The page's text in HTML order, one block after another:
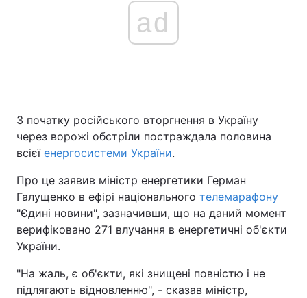
ad
З початку російського вторгнення в Україну
через ворожі обстріли постраждала половина
всієї енергосистеми України.
Про це заявив міністр енергетики Герман
Галущенко в ефірі національного телемарафону
"Єдині новини", зазначивши, що на даний момент
верифіковано 271 влучання в енергетичні об'єкти
України.
"На жаль, є об'єкти, які знищені повністю і не
підлягають відновленню", - сказав міністр,